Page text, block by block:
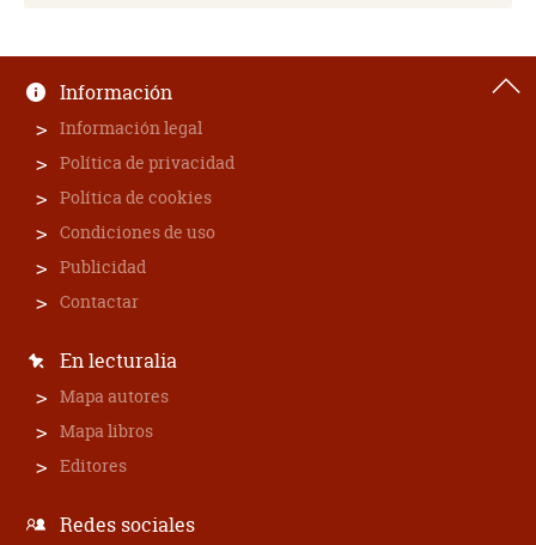
Información
Información legal
Política de privacidad
Política de cookies
Condiciones de uso
Publicidad
Contactar
En lecturalia
Mapa autores
Mapa libros
Editores
Redes sociales